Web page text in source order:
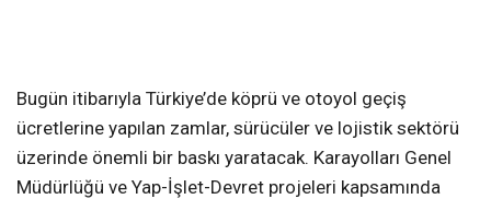
Bugün itibarıyla Türkiye’de köprü ve otoyol geçiş
ücretlerine yapılan zamlar, sürücüler ve lojistik sektörü
üzerinde önemli bir baskı yaratacak. Karayolları Genel
Müdürlüğü ve Yap-İşlet-Devret projeleri kapsamında